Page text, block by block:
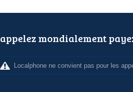
appelez mondialement
Localphone ne convient pas pour les